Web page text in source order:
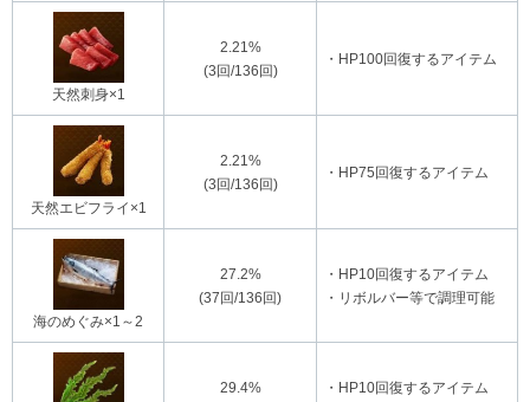
天然刺身×1
2.21%
(3回/136回)
・HP100回復するアイテム
天然エビフライ×1
2.21%
(3回/136回)
・HP75回復するアイテム
海のめぐみ×1～2
27.2%
(37回/136回)
・HP10回復するアイテム
・リボルバー等で調理可能
29.4%
・HP10回復するアイテム